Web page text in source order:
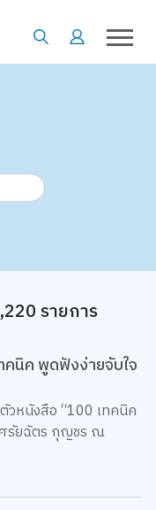
รายการ
นิค พูดฟังง่ายจับใจ
หนังสือ “100 เทคนิค
รัยฉัตร กุญชร ณ